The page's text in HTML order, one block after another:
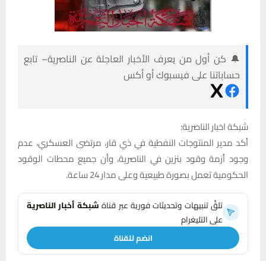
🔔 كن أول من يعرف الأخبار العاجلة عن الناصرية– تابع
حساباتنا على فيسبوك أو أكس
شبكة اخبار الناصرية:
أكد مدير المنتوجات النفطية في ذي قار، مرتضى العسكري، عدم
وجود أزمة وقود بنزين في الناصرية، وأن جميع محطات الوقود
الحكومية تعمل بصورة طبيعية وعلى مدار 24 ساعة.
تلقَّ تنبيهات وتحديثات فورية عبر قناةشبكة أخبار الناصرية
على التليغرام
انضم للقناة